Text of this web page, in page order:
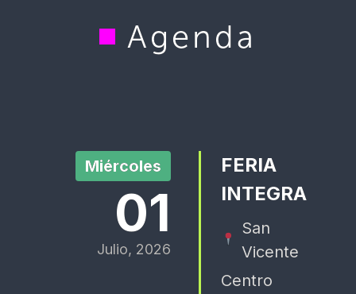
Agenda
Miércoles
01
Julio, 2026
FERIA
INTEGRA
San
Vicente
Centro